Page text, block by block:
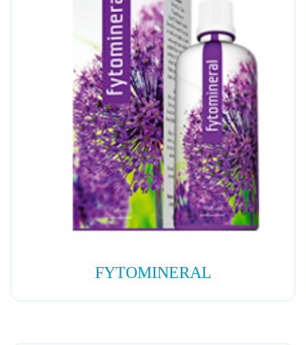
FYTOMINERAL